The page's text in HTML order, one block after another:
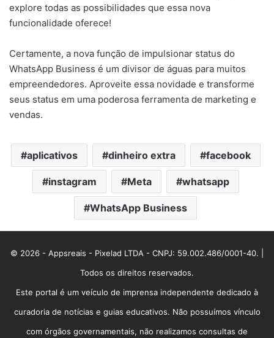
explore todas as possibilidades que essa nova
funcionalidade oferece!
Certamente, a nova função de impulsionar status do
WhatsApp Business é um divisor de águas para muitos
empreendedores. Aproveite essa novidade e transforme
seus status em uma poderosa ferramenta de marketing e
vendas.
aplicativos dinheiro extra facebook
instagram Meta whatsapp
WhatsApp Business
© 2026 - Appsreais - Pixelad LTDA - CNPJ: 59.002.486/0001-40. |
Todos os direitos reservados.
Este portal é um veículo de imprensa independente dedicado à
curadoria de notícias e guias educativos. Não possuímos vínculo
com órgãos governamentais, não realizamos consultas de